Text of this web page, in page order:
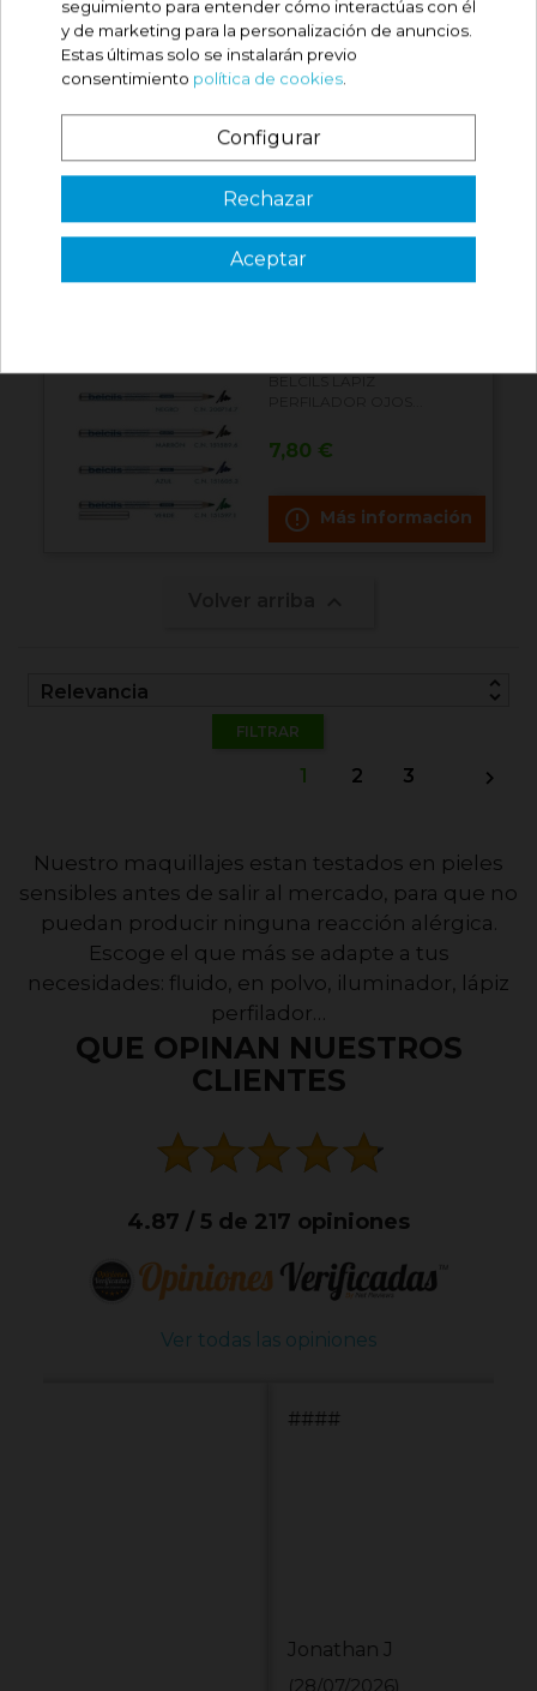
Precio
7,90 €
BELCILS LAPIZ
Precio
7,90 €
Precio
7,80 €
error_outline Más información
Relevancia unfold_more
FILTRAR
1 2 3 
Nuestro maquillajes estan testados en pieles
sensibles antes de salir al mercado, para que no
puedan producir ninguna reacción alérgica.
Escoge el que más se adapte a tus
necesidades: fluido, en polvo, iluminador, lápiz
perfilador…
QUE OPINAN NUESTROS
CLIENTES
4.87 / 5 de 217 opiniones
Ver todas las opiniones
¿Es tu primera vez? ¡SORPRESA!
3 €
seguimiento para entender cómo interactúas con él
y de marketing para la personalización de anuncios.
Estas últimas solo se instalarán previo
consentimiento política de cookies.
Configurar
Rechazar
Aceptar